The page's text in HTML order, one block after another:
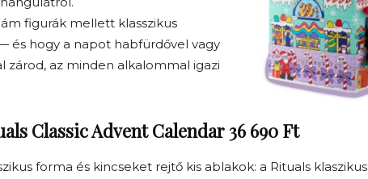
figurák mellett klasszikus
és hogy a napot habfürdővel vagy
zárod, az minden alkalommal igazi
Classic Advent Calendar 36 690 Ft
forma és kincseket rejtő kis ablakok: a Rituals klaszikus